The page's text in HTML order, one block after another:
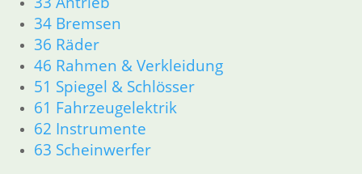
34 Bremsen
36 Räder
46 Rahmen & Verkleidung
51 Spiegel & Schlösser
61 Fahrzeugelektrik
62 Instrumente
63 Scheinwerfer
36 Räder
46 Rahmen & Verkleidung
51 Spiegel & Schlösser
61 Fahrzeugelektrik
62 Instrumente
63 Scheinwerfer